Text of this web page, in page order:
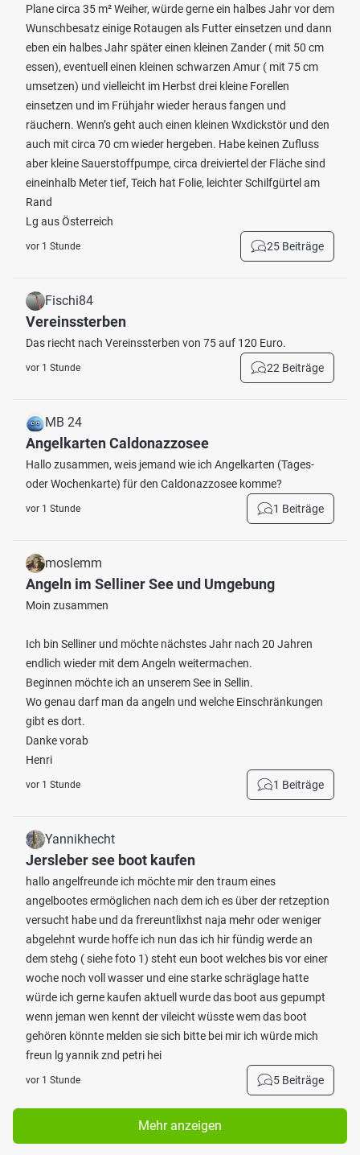
Plane circa 35 m² Weiher, würde gerne ein halbes Jahr vor dem
Wunschbesatz einige Rotaugen als Futter einsetzen und dann
eben ein halbes Jahr später einen kleinen Zander ( mit 50 cm
essen), eventuell einen kleinen schwarzen Amur ( mit 75 cm
umsetzen) und vielleicht im Herbst drei kleine Forellen
einsetzen und im Frühjahr wieder heraus fangen und
räuchern. Wenn’s geht auch einen kleinen Wxdickstör und den
auch mit circa 70 cm wieder hergeben. Habe keinen Zufluss
aber kleine Sauerstoffpumpe, circa dreiviertel der Fläche sind
eineinhalb Meter tief, Teich hat Folie, leichter Schilfgürtel am
Rand
Lg aus Österreich
vor 1 Stunde 25 Beiträge
Fischi84
Vereinssterben
Das riecht nach Vereinssterben von 75 auf 120 Euro.
vor 1 Stunde 22 Beiträge
MB 24
Angelkarten Caldonazzosee
Hallo zusammen, weis jemand wie ich Angelkarten (Tages-
oder Wochenkarte) für den Caldonazzosee komme?
vor 1 Stunde 1 Beiträge
moslemm
Angeln im Selliner See und Umgebung
Moin zusammen
Ich bin Selliner und möchte nächstes Jahr nach 20 Jahren
endlich wieder mit dem Angeln weitermachen.
Beginnen möchte ich an unserem See in Sellin.
Wo genau darf man da angeln und welche Einschränkungen
gibt es dort.
Danke vorab
Henri
vor 1 Stunde 1 Beiträge
Yannikhecht
Jersleber see boot kaufen
hallo angelfreunde ich möchte mir den traum eines
angelbootes ermöglichen nach dem ich es über der retzeption
versucht habe und da frereuntlixhst naja mehr oder weniger
abgelehnt wurde hoffe ich nun das ich hir fündig werde an
dem stehg ( siehe foto 1) steht eun boot welches bis vor einer
woche noch voll wasser und eine starke schräglage hatte
würde ich gerne kaufen aktuell wurde das boot aus gepumpt
wenn jeman wen kennt der vileicht wüsste wem das boot
gehören könnte melden sie sich bitte bei mir ich würde mich
freun lg yannik znd petri hei
vor 1 Stunde 5 Beiträge
Mehr anzeigen